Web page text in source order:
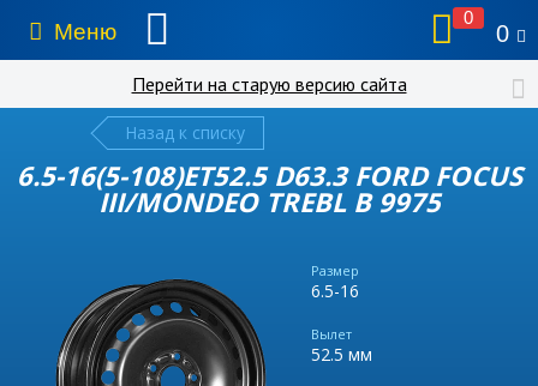
Меню
0
0
Перейти на старую версию сайта
Назад к списку
6.5-16(5-108)ET52.5 D63.3 FORD FOCUS
III/MONDEO TREBL B 9975
Размер
6.5-16
Вылет
52.5 мм